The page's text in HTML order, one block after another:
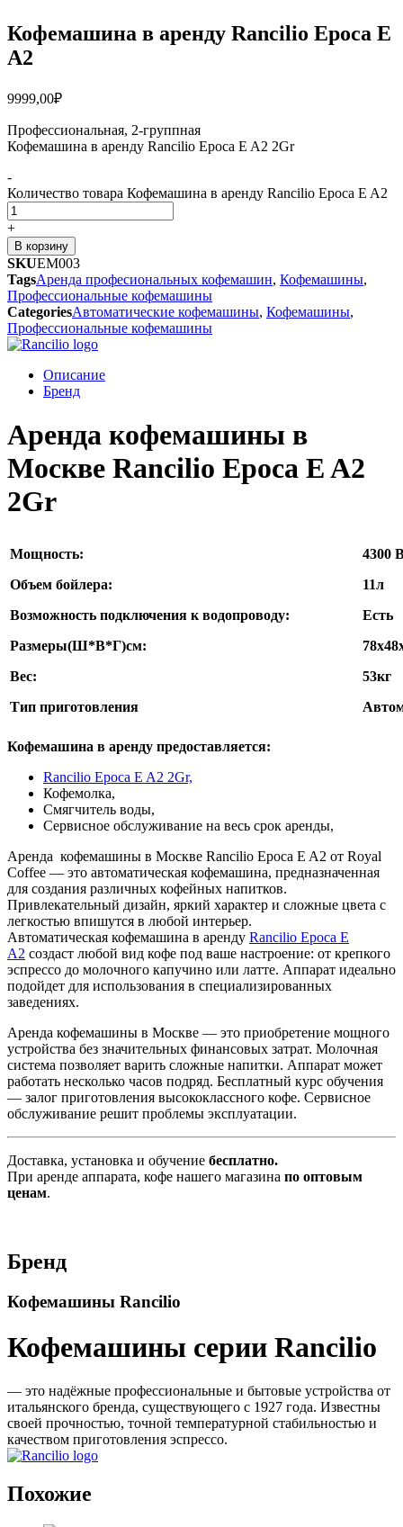
Кофемашина в аренду Rancilio Epoca E
A2
9999,00₽
Профессиональная, 2-группная
Кофемашина в аренду Rancilio Epoca E A2 2Gr
-
Количество товара Кофемашина в аренду Rancilio Epoca E A2
+
В корзину
SKUEM003
TagsАренда професиональных кофемашин, Кофемашины,
Профессиональные кофемашины
CategoriesАвтоматические кофемашины, Кофемашины,
Профессиональные кофемашины
Описание
Бренд
Аренда кофемашины в
Москве Rancilio Epoca E A2
2Gr
Мощность:
4300
Объем бойлера:
11л
Возможность подключения к водопроводу:
Есть
Размеры(Ш*В*Г)см:
Вес:
53кг
Тип приготовления
Кофемашина в аренду предоставляется:
Rancilio Epoca E A2 2Gr,
Кофемолка,
Смягчитель воды,
Сервисное обслуживание на весь срок аренды,
Аренда кофемашины в Москве Rancilio Epoca E A2 от Royal
Coffee — это автоматическая кофемашина, предназначенная
для создания различных кофейных напитков.
Привлекательный дизайн, яркий характер и сложные цвета с
легкостью впишутся в любой интерьер.
Автоматическая кофемашина в аренду Rancilio Epoca E
A2 создаст любой вид кофе под ваше настроение: от крепкого
эспрессо до молочного капучино или латте. Аппарат идеально
подойдет для использования в специализированных
заведениях.
Аренда кофемашины в Москве ― это приобретение мощного
устройства без значительных финансовых затрат. Молочная
система позволяет варить сложные напитки. Аппарат может
работать несколько часов подряд. Бесплатный курс обучения
― залог приготовления высококлассного кофе. Сервисное
обслуживание решит проблемы эксплуатации.
Доставка, установка и обучение бесплатно.
При аренде аппарата, кофе нашего магазина по оптовым
ценам.
Бренд
Кофемашины Rancilio
Кофемашины серии Rancilio
— это надёжные профессиональные и бытовые устройства от
итальянского бренда, существующего с 1927 года. Известны
своей прочностью, точной температурной стабильностью и
качеством приготовления эспрессо.
Похожие